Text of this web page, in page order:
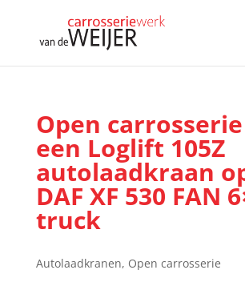
Open
een Loglift 105Z
autolaadkraan
DAF XF 530 FAN
truck
Autolaadkranen, Open carrosserie